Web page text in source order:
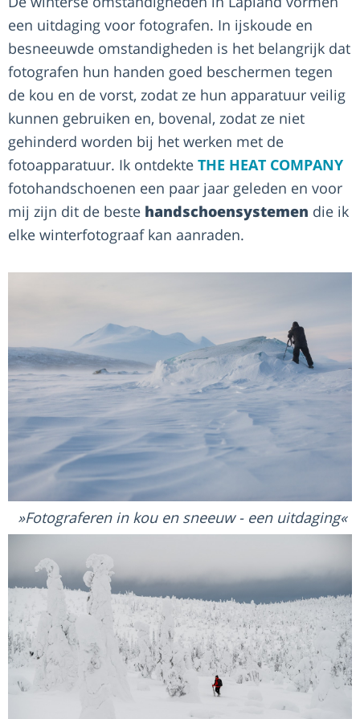
een uitdaging voor fotografen. In ijskoude en
besneeuwde omstandigheden is het belangrijk dat
fotografen hun handen goed beschermen tegen
de kou en de vorst, zodat ze hun apparatuur veilig
kunnen gebruiken en, bovenal, zodat ze niet
gehinderd worden bij het werken met de
fotoapparatuur. Ik ontdekte THE HEAT COMPANY
fotohandschoenen een paar jaar geleden en voor
mij zijn dit de beste handschoensystemen die ik
elke winterfotograaf kan aanraden.
Fotograferen in kou en sneeuw - een uitdaging